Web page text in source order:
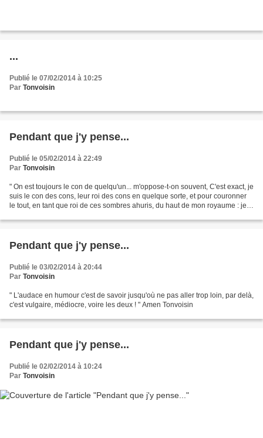
...
Publié le 07/02/2014 à 10:25
Par Tonvoisin
Pendant que j'y pense...
Publié le 05/02/2014 à 22:49
Par Tonvoisin
" On est toujours le con de quelqu'un... m'oppose-t-on souvent, C'est exact, je
suis le con des cons, leur roi des cons en quelque sorte, et pour couronner
le tout, en tant que roi de ces sombres ahuris, du haut de mon royaume : je
Pendant que j'y pense...
Publié le 03/02/2014 à 20:44
Par Tonvoisin
" L'audace en humour c'est de savoir jusqu'où ne pas aller trop loin, par delà,
c'est vulgaire, médiocre, voire les deux ! " Amen Tonvoisin
Pendant que j'y pense...
Publié le 02/02/2014 à 10:24
Par Tonvoisin